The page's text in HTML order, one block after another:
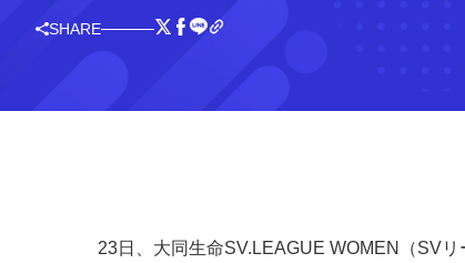
SHARE
23日、大同生命SV.LEAGUE WOMEN（SV